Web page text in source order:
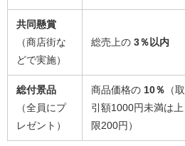
共同懸賞
（商店街な
どで実施）
総売上の 3％以内
総付景品
（全員にプ
レゼント）
商品価格の 10％ （取
引額1000円未満は上
限200円）